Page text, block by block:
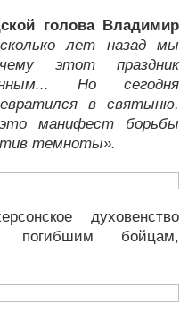
голова Владимир
лет назад мы
этот праздник
Но сегодня
в святыню.
манифест борьбы
темноты».
духовенство
бойцам,